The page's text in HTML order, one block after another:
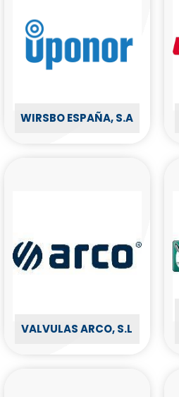
WIRSBO ESPAÑA, S.A
VALVULAS ARCO, S.L